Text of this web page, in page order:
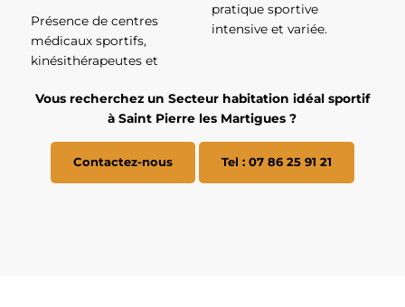
Présence de centres
médicaux sportifs,
kinésithérapeutes et
pratique sportive
intensive et variée.
Vous recherchez un Secteur habitation idéal sportif
à Saint Pierre les Martigues ?
Contactez-nous Tel : 07 86 25 91 21